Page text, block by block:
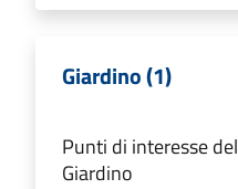
Giardino (1)
Punti di interesse
Giardino